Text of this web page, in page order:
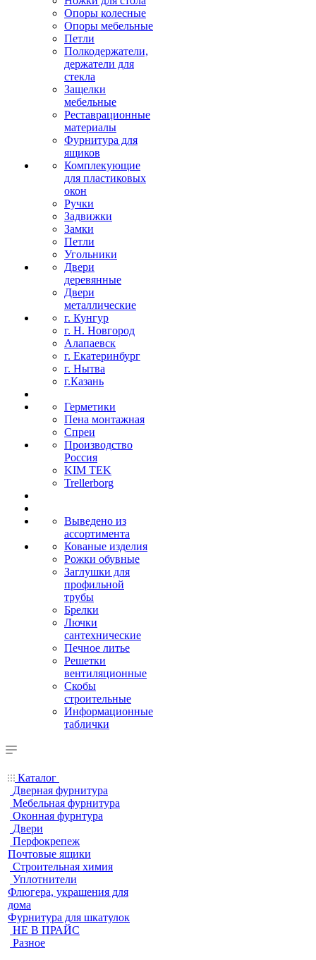
Опоры колесные
Опоры мебельные
Петли
Полкодержатели,
держатели для
стекла
Защелки
мебельные
Реставрационные
материалы
Фурнитура для
ящиков
Комплекующие
для пластиковых
окон
Ручки
Задвижки
Замки
Петли
Угольники
Двери
деревянные
Двери
металлические
г. Кунгур
г. Н. Новгород
Алапаевск
г. Екатеринбург
г. Нытва
г.Казань
Герметики
Пена монтажная
Спреи
Производство
Россия
KIM TEK
Trellerborg
Выведено из
ассортимента
Кованые изделия
Рожки обувные
Заглушки для
профильной
трубы
Брелки
Лючки
сантехнические
Печное литье
Решетки
вентиляционные
Скобы
строительные
Информационные
таблички
Каталог
Дверная фурнитура
Мебельная фурнитура
Оконная фурнтура
Двери
Перфокрепеж
Почтовые ящики
Строительная химия
Уплотнители
Флюгера, украшения для
дома
Фурнитура для шкатулок
НЕ В ПРАЙС
Разное